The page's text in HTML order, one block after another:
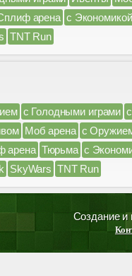
арена с Экономикой
TNT Run
с Голодными играми
Моб арена с
арена Тюрьма с
SkyWars TNT Run
Создание и